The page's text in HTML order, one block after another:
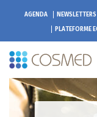
AGENDA NEWSLETTERS
PLATEFORME